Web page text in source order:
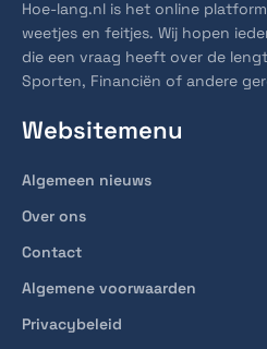
Hoe-lang.nl is het online
weetjes en feitjes. Wij hopen
die een vraag heeft over de
Sporten, Financiën of andere
Websitemenu
Algemeen nieuws
Over ons
Contact
Algemene voorwaarden
Privacybeleid